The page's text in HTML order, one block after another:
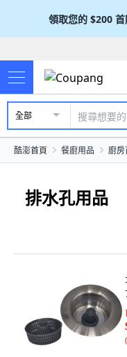
領取您的 $200
全部
酷澎首頁 餐廚用品 廚房
排水孔用品
(